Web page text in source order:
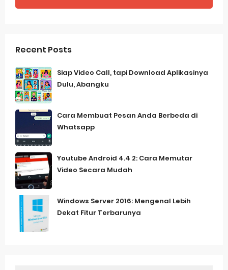
Recent Posts
Siap Video Call, tapi Download Aplikasinya
Dulu, Abangku
Cara Membuat Pesan Anda Berbeda di
Whatsapp
Youtube Android 4.4 2: Cara Memutar
Video Secara Mudah
Windows Server 2016: Mengenal Lebih
Dekat Fitur Terbarunya